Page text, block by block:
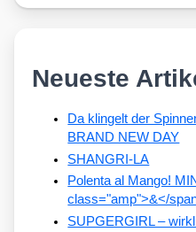
Neueste
Da klingelt der
BRAND NEW DAY
SHANGRI-LA
Polenta al Mango!
class="amp">&</
SUPGERGIRL –